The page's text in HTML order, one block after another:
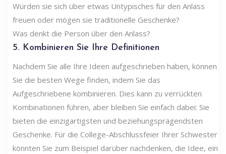
Würden sie sich über etwas Untypisches für den Anlass
freuen oder mögen sie traditionelle Geschenke?
Was denkt die Person über den Anlass?
5. Kombinieren Sie Ihre Definitionen
Nachdem Sie alle Ihre Ideen aufgeschrieben haben, können
Sie die besten Wege finden, indem Sie das
Aufgeschriebene kombinieren. Dies kann zu verrückten
Kombinationen führen, aber bleiben Sie einfach dabei: Sie
bieten die einzigartigsten und beziehungsprägendsten
Geschenke. Für die College-Abschlussfeier Ihrer Schwester
könnten Sie zum Beispiel darüber nachdenken, die Idee, ein